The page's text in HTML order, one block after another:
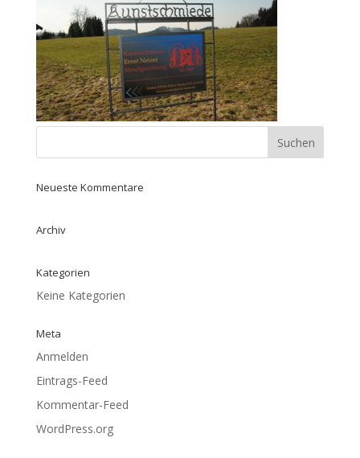
Neueste Kommentare
Archiv
Kategorien
Keine Kategorien
Meta
Anmelden
Eintrags-Feed
Kommentar-Feed
WordPress.org